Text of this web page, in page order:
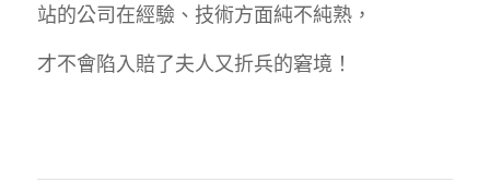
站的公司在經驗、技術方面純不純熟，
才不會陷入賠了夫人又折兵的窘境！